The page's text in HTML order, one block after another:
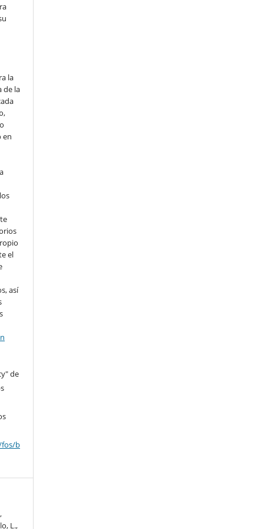
la
de la
en
el
así
de
fos/b
L.,